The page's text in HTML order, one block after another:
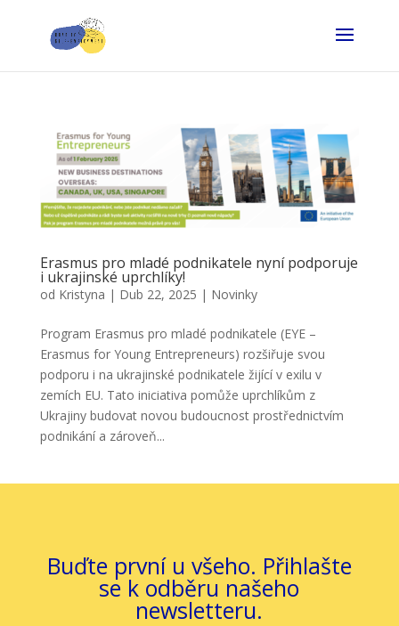
Erasmus pro mladé podnikatele nyní podporuje
i ukrajinské uprchlíky!
od Kristyna | Dub 22, 2025 | Novinky
Program Erasmus pro mladé podnikatele (EYE –
Erasmus for Young Entrepreneurs) rozšiřuje svou
podporu i na ukrajinské podnikatele žijící v exilu v
zemích EU. Tato iniciativa pomůže uprchlíkům z
Ukrajiny budovat novou budoucnost prostřednictvím
podnikání a zároveň...
Buďte první u všeho. Přihlašte
se k odběru našeho
newsletteru.